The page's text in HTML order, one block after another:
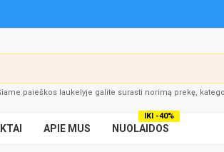
paieškos laukelyje galite surasti norimą prekę,
APIE MUS NUOLAIDOS
IKI -40%